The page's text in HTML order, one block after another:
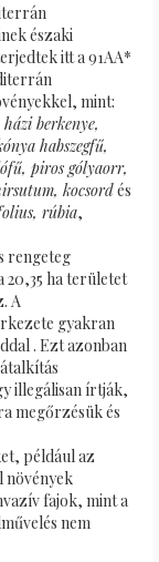
északi
itt a 91AA*
mint:
berkenye,
habszegfű,
piros gólyaorr,
kocsordés
rúbia,
rengeteg
ha területet
A
gyakran
. Ezt azonban
illegálisan írtják,
megőrzésük és
például az
növények
fajok, mint a
nem